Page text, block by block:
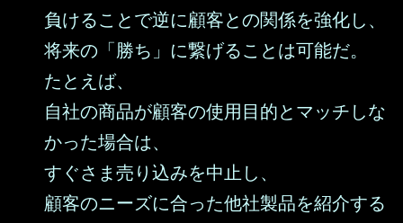
負けることで逆に顧客との関係を強化し、
将来の「勝ち」に繋げることは可能だ。
たとえば、
自社の商品が顧客の使用目的とマッチしな
かった場合は、
すぐさま売り込みを中止し、
顧客のニーズに合った他社製品を紹介する